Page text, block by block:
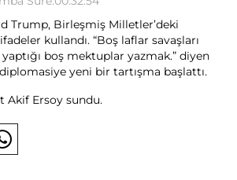
Trump, Birleşmiş Milletler’deki
kullandı. “Boş laflar savaşları
boş mektuplar yazmak.” diyen
yeni bir tartışma başlattı.
Akif Ersoy sundu.